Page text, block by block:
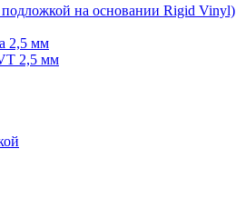
на основании Rigid Vinyl)
2,5 мм
2,5 мм